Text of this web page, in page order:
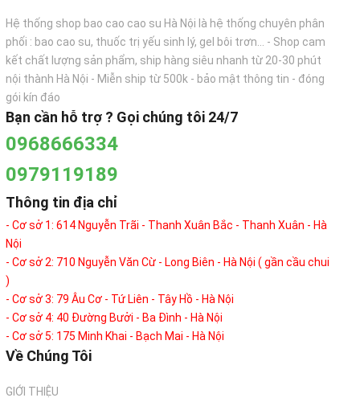
Hệ thống shop bao cao cao su Hà Nội là hệ thống chuyên phân
phối : bao cao su, thuốc trị yếu sinh lý, gel bôi trơn... - Shop cam
kết chất lượng sản phẩm, ship hàng siêu nhanh từ 20-30 phút
nội thành Hà Nội - Miễn ship từ 500k - bảo mật thông tin - đóng
gói kín đáo
Bạn cần hỗ trợ ? Gọi chúng tôi 24/7
0968666334
0979119189
Thông tin địa chỉ
- Cơ sở 1: 614 Nguyễn Trãi - Thanh Xuân Bắc - Thanh Xuân - Hà
Nội
- Cơ sở 2: 710 Nguyễn Văn Cừ - Long Biên - Hà Nội ( gần cầu chui
)
- Cơ sở 3: 79 Âu Cơ - Tứ Liên - Tây Hồ - Hà Nội
- Cơ sở 4: 40 Đường Bưởi - Ba Đình - Hà Nội
- Cơ sở 5: 175 Minh Khai - Bạch Mai - Hà Nội
Về Chúng Tôi
GIỚI THIỆU